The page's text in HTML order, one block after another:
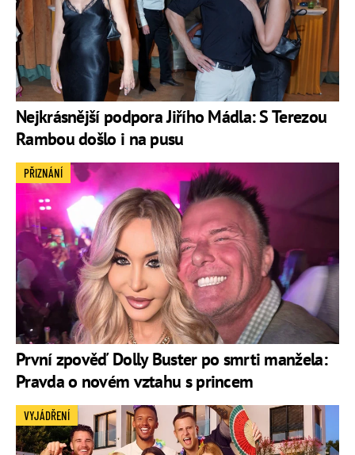
Nejkrásnější podpora Jiřího Mádla: S Terezou
Rambou došlo i na pusu
První zpověď Dolly Buster po smrti manžela:
Pravda o novém vztahu s princem
PŘIZNÁNÍ
VYJÁDŘENÍ